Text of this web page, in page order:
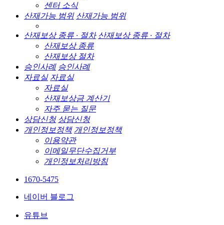
센터 소식
산재가능 범위 산재가능 범위
산재보상 종류 · 절차 산재보상 종류 · 절차
산재보상 종류
산재보상 절차
승인사례 승인사례
자료실 자료실
자료실
산재보상금 계산기
자주 묻는 질문
상담신청 상담신청
개인정보정책 개인정보정책
이용약관
이메일무단수집거부
개인정보처리방침
1670-5475
네이버 블로그
유튜브